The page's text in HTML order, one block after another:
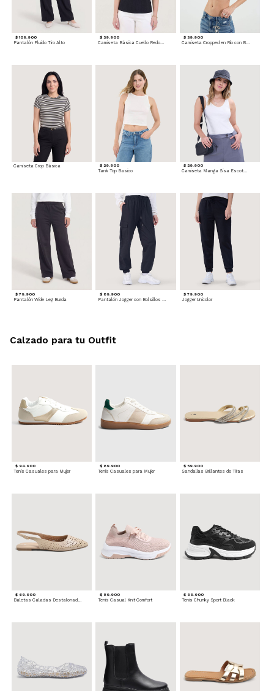
$ 109.900
Pantalón Fluido Tiro Alto
$ 39.900
Camiseta Básica Cuello Redondo
$ 39.900
Camiseta Crop Básica $ 29.900
Tank Top Basico
$ 29.900
Camiseta Manga Sisa Escotada
$ 79.900
Pantalón Wide Leg Burda
$ 89.900
Pantalón Jogger con Bolsillos Cargo
$ 79.900
Jogger Unicolor
$ 94.900
Tenis Casuales para Mujer
$ 89.900
Tenis Casuales para Mujer
$ 59.900
Sandalias Brillantes de Tiras
$ 69.900
Baletas Caladas Destalonadas
$ 89.900
Tenis Casual Knit Comfort
$ 99.900
Tenis Chunky Sport Black
Calzado para tu Outfit